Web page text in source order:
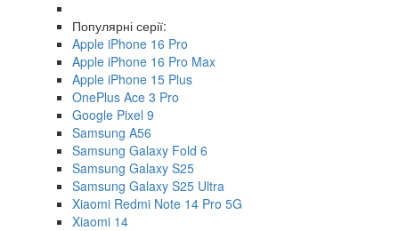
Популярні серії:
Apple iPhone 16 Pro
Apple iPhone 16 Pro Max
Apple iPhone 15 Plus
OnePlus Ace 3 Pro
Google Pixel 9
Samsung A56
Samsung Galaxy Fold 6
Samsung Galaxy S25
Samsung Galaxy S25 Ultra
Xiaomi Redmi Note 14 Pro 5G
Xiaomi 14